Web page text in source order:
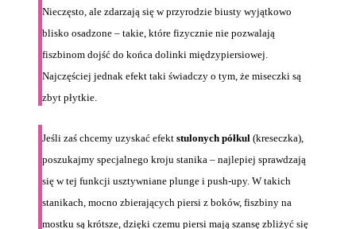
Nieczęsto, ale zdarzają się w przyrodzie biusty wyjątkowo
blisko osadzone – takie, które fizycznie nie pozwalają
fiszbinom dojść do końca dolinki międzypiersiowej.
Najczęściej jednak efekt taki świadczy o tym, że miseczki są
zbyt płytkie.
Jeśli zaś chcemy uzyskać efekt stulonych półkul (kreseczka),
poszukajmy specjalnego kroju stanika – najlepiej sprawdzają
się w tej funkcji usztywniane plunge i push-upy. W takich
stanikach, mocno zbierających piersi z boków, fiszbiny na
mostku są krótsze, dzięki czemu piersi mają szansę zbliżyć się